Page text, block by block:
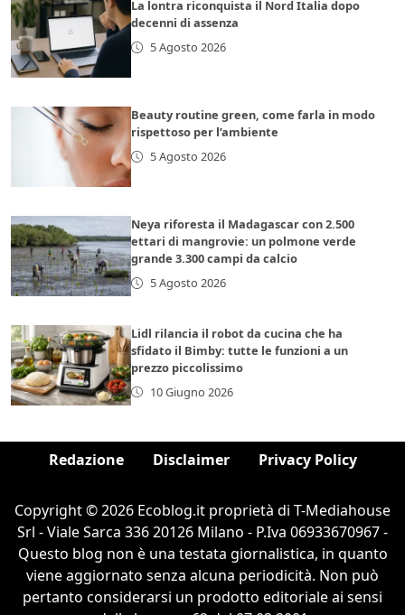
La lontra riconquista il Nord Italia dopo
decenni di assenza
5 Agosto 2026
Beauty routine green, come farla in modo
rispettoso per l’ambiente
5 Agosto 2026
Neya riforesta il Madagascar con 2.500
ettari di mangrovie: un polmone verde
grande 3.300 campi da calcio
5 Agosto 2026
Lidl rilancia il robot da cucina che ha
sfidato il Bimby: tutte le funzioni a un
prezzo piccolissimo
10 Giugno 2026
Redazione Disclaimer Privacy Policy
Copyright © 2026 Ecoblog.it proprietà di T-Mediahouse
Srl - Viale Sarca 336 20126 Milano - P.Iva 06933670967 -
Questo blog non è una testata giornalistica, in quanto
viene aggiornato senza alcuna periodicità. Non può
pertanto considerarsi un prodotto editoriale ai sensi